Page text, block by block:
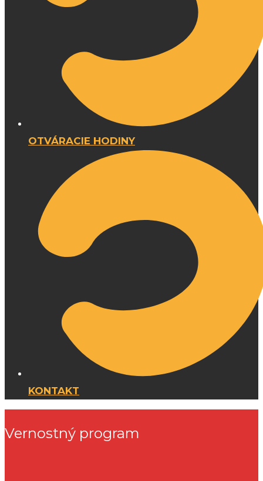
OTVÁRACIE HODINY
KONTAKT
Vernostný program